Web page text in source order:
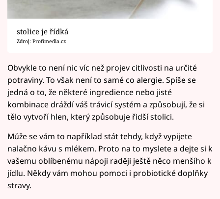
stolice je řídká
Zdroj: Profimedia.cz
Obvykle to není nic víc než projev citlivosti na určité
potraviny. To však není to samé co alergie. Spíše se
jedná o to, že některé ingredience nebo jisté
kombinace dráždí váš trávicí systém a způsobují, že si
tělo vytvoří hlen, který způsobuje řidší stolici.
Může se vám to například stát tehdy, když vypijete
nalačno kávu s mlékem. Proto na to myslete a dejte si k
vašemu oblíbenému nápoji raději ještě něco menšího k
jídlu. Někdy vám mohou pomoci i probiotické doplňky
stravy.